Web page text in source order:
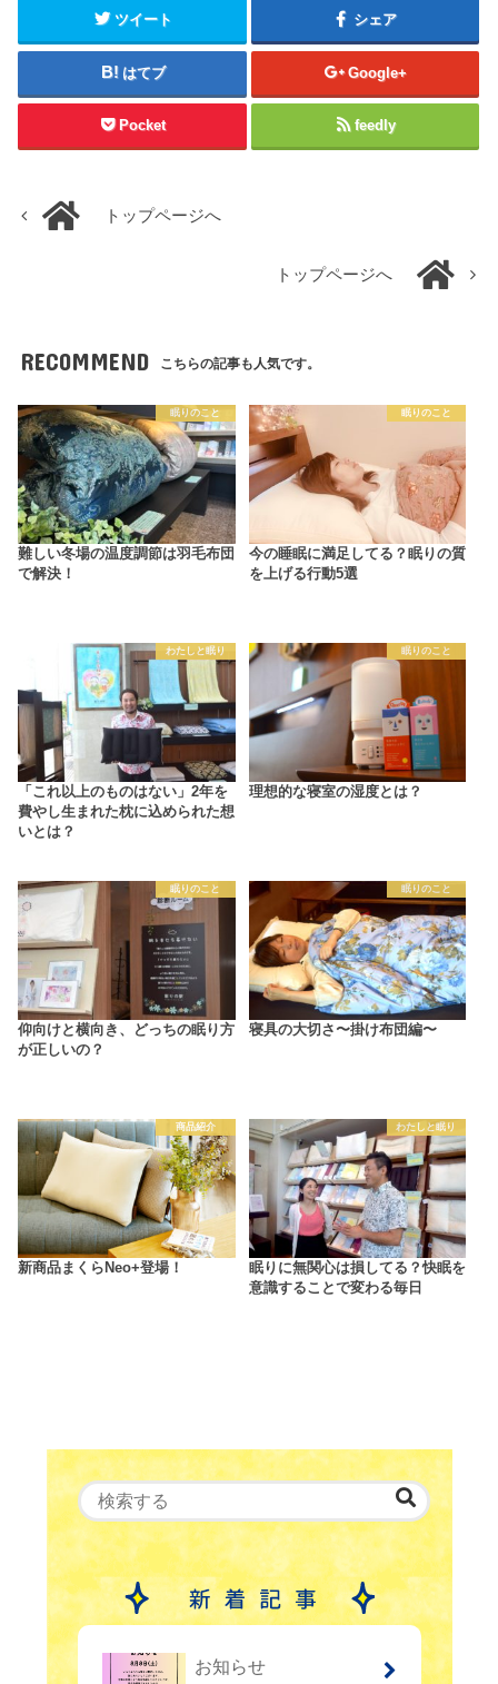
ツイート シェア
はてブ Google+
Pocket feedly
トップページへ
トップページへ
RECOMMEND こちらの記事も人気です。
眠りのこと
難しい冬場の温度調節は羽毛布団
で解決！
眠りのこと
今の睡眠に満足してる？眠りの質
を上げる行動5選
わたしと眠り
「これ以上のものはない」2年を
費やし生まれた枕に込められた想
いとは？
眠りのこと
理想的な寝室の湿度とは？
眠りのこと
仰向けと横向き、どっちの眠り方
が正しいの？
眠りのこと
寝具の大切さ〜掛け布団編〜
商品紹介
新商品まくらNeo+登場！
わたしと眠り
眠りに無関心は損してる？快眠を
意識することで変わる毎日
お知らせ